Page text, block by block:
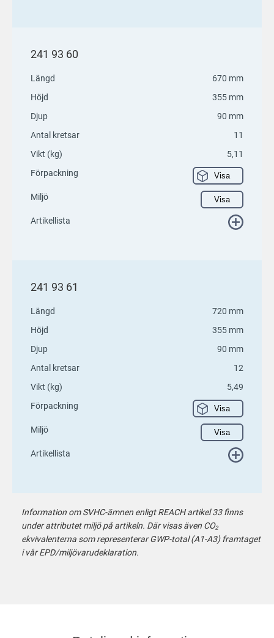
241 93 60
Längd
670 mm
Höjd
355 mm
Djup
90 mm
Antal kretsar
11
Vikt (kg)
5,11
Förpackning
Visa
Miljö Visa
Artikellista
241 93 61
Längd
720 mm
Höjd
355 mm
Djup
90 mm
Antal kretsar
12
Vikt (kg)
5,49
Förpackning
Visa
Miljö Visa
Artikellista
Information om SVHC-ämnen enligt REACH artikel 33 finns
under attributet miljö på artikeln. Där visas även CO₂
ekvivalenterna som representerar GWP-total (A1-A3) framtaget
i vår EPD/miljövarudeklaration.